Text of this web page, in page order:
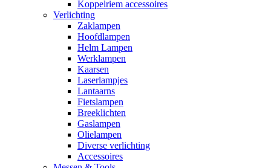
Koppelriem accessoires
Verlichting
Zaklampen
Hoofdlampen
Helm Lampen
Werklampen
Kaarsen
Laserlampjes
Lantaarns
Fietslampen
Breeklichten
Gaslampen
Olielampen
Diverse verlichting
Accessoires